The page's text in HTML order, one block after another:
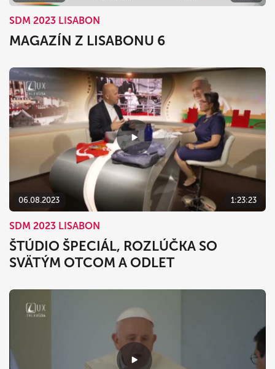
SDM 2023 LISABON
MAGAZÍN Z LISABONU 6
06.08.2023 1:23:23
SDM 2023 LISABON
ŠTÚDIO ŠPECIÁL, ROZLÚČKA SO
SVÄTÝM OTCOM A ODLET